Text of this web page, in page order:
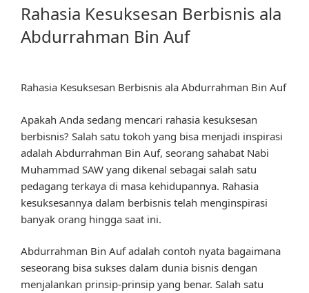
Rahasia Kesuksesan Berbisnis ala
Abdurrahman Bin Auf
Rahasia Kesuksesan Berbisnis ala Abdurrahman Bin Auf
Apakah Anda sedang mencari rahasia kesuksesan
berbisnis? Salah satu tokoh yang bisa menjadi inspirasi
adalah Abdurrahman Bin Auf, seorang sahabat Nabi
Muhammad SAW yang dikenal sebagai salah satu
pedagang terkaya di masa kehidupannya. Rahasia
kesuksesannya dalam berbisnis telah menginspirasi
banyak orang hingga saat ini.
Abdurrahman Bin Auf adalah contoh nyata bagaimana
seseorang bisa sukses dalam dunia bisnis dengan
menjalankan prinsip-prinsip yang benar. Salah satu